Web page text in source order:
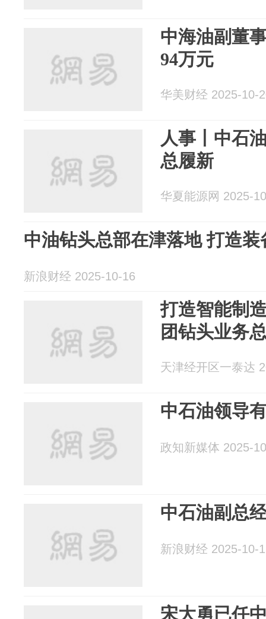
中海油副董
94万元
华美财经 2025-10-
人事丨中石
总履新
华夏能源网 2025-
中油钻头总部在津落地 打造
新浪财经 2025-10-16
打造智能制
团钻头业务
天津经开区一泰达
中石油领导
政知新媒体 2025-
中石油副总
新浪财经 2025-10-
宋大勇已任